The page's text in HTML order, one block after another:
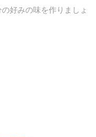
好みの味を作りましょ